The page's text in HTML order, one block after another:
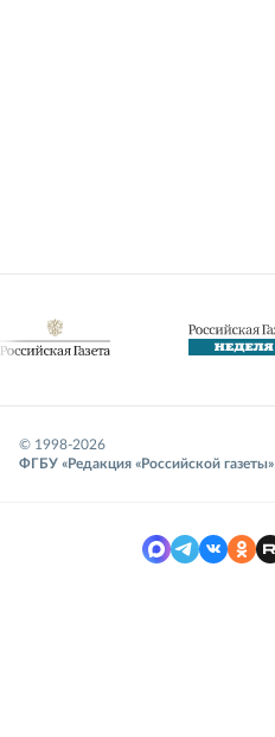
© 1998-2026
ФГБУ «Редакция «Российской газеты»